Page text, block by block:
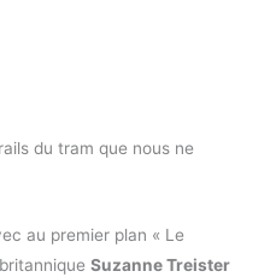
du tram que nous ne
au premier plan « Le
Suzanne Treister